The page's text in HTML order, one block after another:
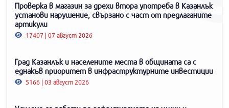
Проверка в магазин за дрехи втора употреба в Казанлък
установи нарушение, свързано с част от предлаганите
артикули
17407 | 07 август 2026
Град Казанлък и населените места в общината са с
еднакъв приоритет в инфраструктурните инвестиции
5166 | 03 август 2026